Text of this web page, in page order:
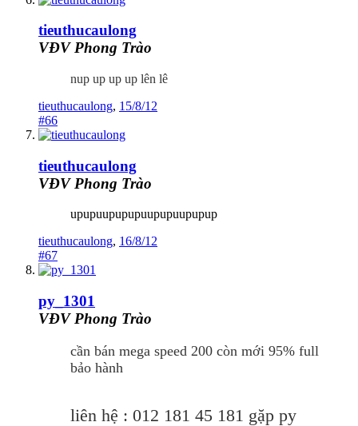
tieuthucaulong
VĐV Phong Trào
nup up up up lên lê
tieuthucaulong, 15/8/12
#66
tieuthucaulong
VĐV Phong Trào
upupuupupupuupupuupupup
tieuthucaulong, 16/8/12
#67
py_1301
VĐV Phong Trào
cần bán mega speed 200 còn mới 95% full
bảo hành
liên hệ : 012 181 45 181 gặp py